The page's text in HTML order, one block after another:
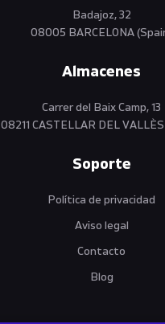
Badajoz, 32
08005 BARCELONA
Almacenes
Carrer del Baix Camp, 13
08211 CASTELLAR DEL
Soporte
Política de privacidad
Aviso legal
Contacto
Blog